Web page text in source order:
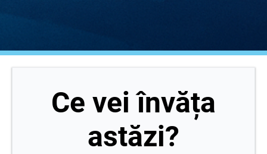
Ce vei învăța
astăzi?